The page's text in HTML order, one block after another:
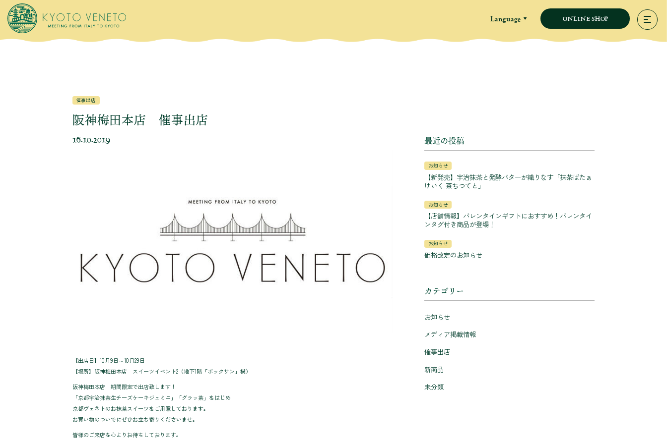
Language ONLINE SHOP
催事出店
阪神梅田本店 催事出店
16.10.2019
【出店日】10月9日～10月29日
【場所】阪神梅田本店 スイーツイベント2（地下1階「ボックサン」横）
阪神梅田本店 期間限定で出店致します！
「京都宇治抹茶生チーズケーキジェミニ」「グラッ茶」をはじめ
京都ヴェネトのお抹茶スイーツをご用意しております。
お買い物のついでにぜひお立ち寄りくださいませ。
皆様のご来店を心よりお待ちしております。
最近の投稿
お知らせ
【新発売】宇治抹茶と発酵バターが織りなす「抹茶ばたぁ
けいく 茶ちつてと」
お知らせ
【店舗情報】バレンタインギフトにおすすめ！バレンタイ
ンタグ付き商品が登場！
お知らせ
価格改定のお知らせ
カテゴリー
お知らせ
メディア掲載情報
催事出店
新商品
未分類